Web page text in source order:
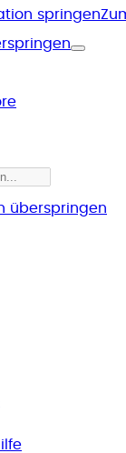
springen
überspringen